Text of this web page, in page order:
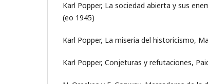
Karl Popper, La sociedad abierta y sus
(eo 1945)
Karl Popper, La miseria del historicismo,
Karl Popper, Conjeturas y refutaciones,